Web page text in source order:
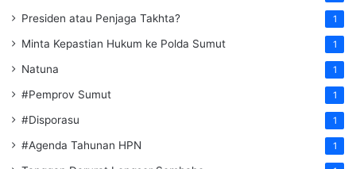
Presiden atau Penjaga Takhta? 1
Minta Kepastian Hukum ke Polda Sumut 1
Natuna 1
#Pemprov Sumut 1
#Disporasu 1
#Agenda Tahunan HPN 1